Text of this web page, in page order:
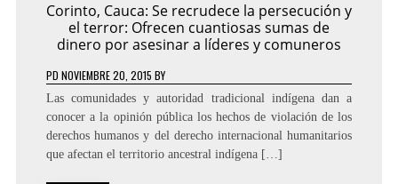
Corinto, Cauca: Se recrudece la persecución y
el terror: Ofrecen cuantiosas sumas de
dinero por asesinar a líderes y comuneros
PD NOVIEMBRE 20, 2015 BY
Las comunidades y autoridad tradicional indígena dan a
conocer a la opinión pública los hechos de violación de los
derechos humanos y del derecho internacional humanitarios
que afectan el territorio ancestral indígena […]